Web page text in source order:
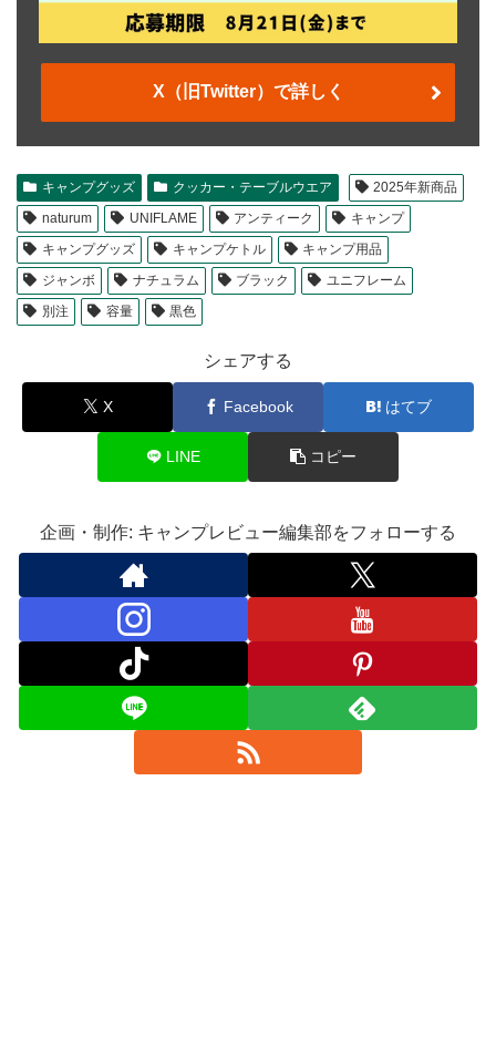
X（旧Twitter）で詳しく
キャンプグッズ クッカー・テーブルウエア
2025年新商品
naturum
UNIFLAME アンティーク
キャンプ
キャンプグッズ
キャンプケトル
キャンプ用品
ジャンボ
ナチュラム ブラック
ユニフレーム
別注
容量 黒色
シェアする
X Facebook はてブ
LINE コピー
企画・制作: キャンプレビュー編集部をフォローする